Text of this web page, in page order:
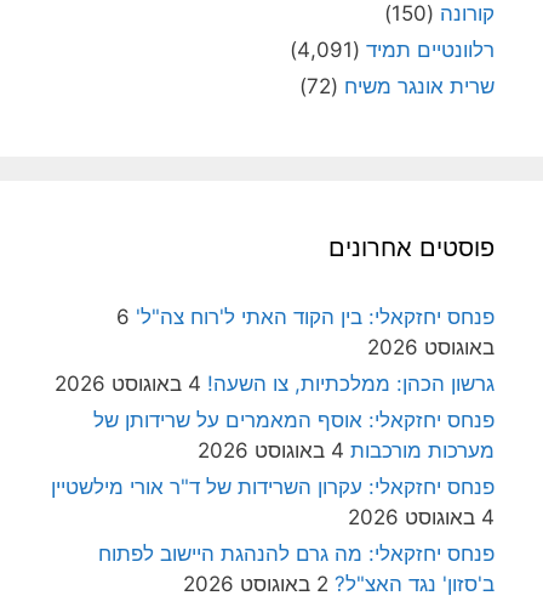
קורונה (150)
רלוונטיים תמיד (4,091)
שרית אונגר משיח (72)
פוסטים אחרונים
פנחס יחזקאלי: בין הקוד האתי ל'רוח צה"ל' 6
באוגוסט 2026
גרשון הכהן: ממלכתיות, צו השעה! 4 באוגוסט 2026
פנחס יחזקאלי: אוסף המאמרים על שרידותן של
מערכות מורכבות 4 באוגוסט 2026
פנחס יחזקאלי: עקרון השרידות של ד"ר אורי מילשטיין
4 באוגוסט 2026
פנחס יחזקאלי: מה גרם להנהגת היישוב לפתוח
ב'סזון' נגד האצ"ל? 2 באוגוסט 2026